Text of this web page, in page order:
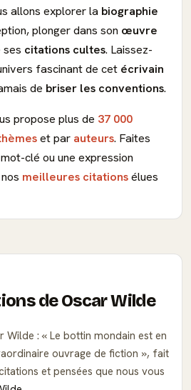
allons explorer la biographie
plonger dans son œuvre
ses citations cultes. Laissez-
fascinant de cet écrivain
de briser les conventions.
propose plus de 37 000
et par auteurs. Faites
clé ou une expression
meilleures citationsélues
de Oscar Wilde
Wilde :
Le bottin mondain est en
ouvrage de fiction
, fait
et pensées que nous vous